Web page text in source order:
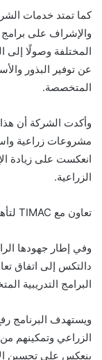
كما تمتد خدمات
والإشراف على برامج
المختلفة وصولًا إلى
عن توفير البذور
المتخصصة.
وأكدت الشركة أن
مشروعات زراعية
انعكست على زيادة
الزراعية.
تعاون مع TIMAC لتأهيل الكوادر الزراعية ونقل المعرفة
وفي إطار جهودها
البرامج التدريبية
ويستهدف البرنامج
الزراعي وتمكينهم
ينعكس على تحسين